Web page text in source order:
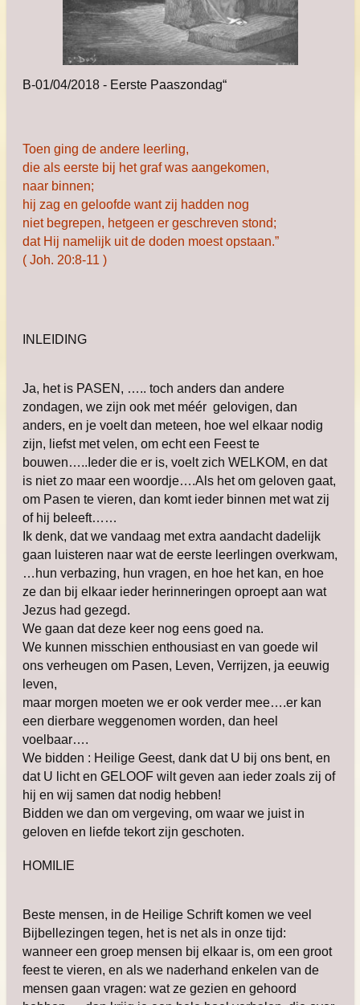
B-01/04/2018 - Eerste Paaszondag“
Toen ging de andere leerling,
die als eerste bij het graf was aangekomen,
naar binnen;
hij zag en geloofde want zij hadden nog
niet begrepen, hetgeen er geschreven stond;
dat Hij namelijk uit de doden moest opstaan.”
( Joh. 20:8-11 )
INLEIDING
Ja, het is PASEN, ….. toch anders dan andere
zondagen, we zijn ook met méér gelovigen, dan
anders, en je voelt dan meteen, hoe wel elkaar nodig
zijn, liefst met velen, om echt een Feest te
bouwen…..Ieder die er is, voelt zich WELKOM, en dat
is niet zo maar een woordje….Als het om geloven gaat,
om Pasen te vieren, dan komt ieder binnen met wat zij
of hij beleeft……
Ik denk, dat we vandaag met extra aandacht dadelijk
gaan luisteren naar wat de eerste leerlingen overkwam,
…hun verbazing, hun vragen, en hoe het kan, en hoe
ze dan bij elkaar ieder herinneringen oproept aan wat
Jezus had gezegd.
We gaan dat deze keer nog eens goed na.
We kunnen misschien enthousiast en van goede wil
ons verheugen om Pasen, Leven, Verrijzen, ja eeuwig
leven,
maar morgen moeten we er ook verder mee….er kan
een dierbare weggenomen worden, dan heel
voelbaar….
We bidden : Heilige Geest, dank dat U bij ons bent, en
dat U licht en GELOOF wilt geven aan ieder zoals zij of
hij en wij samen dat nodig hebben!
Bidden we dan om vergeving, om waar we juist in
geloven en liefde tekort zijn geschoten.
HOMILIE
Beste mensen, in de Heilige Schrift komen we veel
Bijbellezingen tegen, het is net als in onze tijd:
wanneer een groep mensen bij elkaar is, om een groot
feest te vieren, en als we naderhand enkelen van de
mensen gaan vragen: wat ze gezien en gehoord